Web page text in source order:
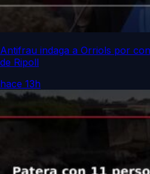
Antifrau indaga a Orriols por
de Ripoll
hace 13h